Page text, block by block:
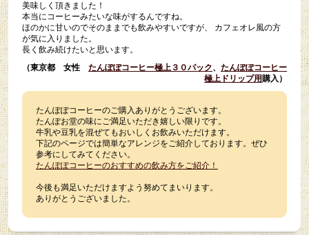
美味しく頂きました！
本当にコーヒーみたいな味がするんですね。
ほのかに甘いのでそのままでも飲みやすいですが、 カフェオレ風の方
が気に入りました。
長く飲み続けたいと思います。
（東京都 女性 たんぽぽコーヒー極上３０パック、 たんぽぽコーヒー
極上ドリップ用購入）
たんぽぽコーヒーのご購入ありがとうございます。
たんぽお堂の味にご満足いただき嬉しい限りです。
牛乳や豆乳を混ぜてもおいしくお飲みいただけます。
下記のページでは簡単なアレンジをご紹介しております。ぜひ
参考にしてみてください。
たんぽぽコーヒーのおすすめの飲み方をご紹介！
今後も満足いただけますよう努めてまいります。
ありがとうございました。